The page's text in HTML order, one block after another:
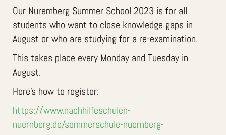
Our Nuremberg Summer School 2023 is for all
students who want to close knowledge gaps in
August or who are studying for a re-examination.
This takes place every Monday and Tuesday in
August.
Here's how to register:
https://www.nachhilfeschulen-
nuernberg.de/sommerschule-nuernberg-